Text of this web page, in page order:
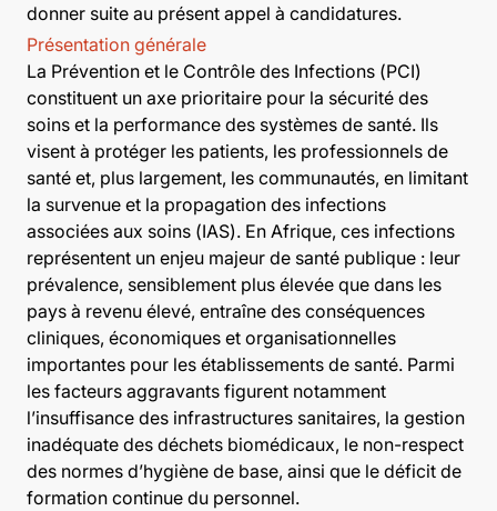
donner suite au présent appel à candidatures.
Présentation générale
La Prévention et le Contrôle des Infections (PCI)
constituent un axe prioritaire pour la sécurité des
soins et la performance des systèmes de santé. Ils
visent à protéger les patients, les professionnels de
santé et, plus largement, les communautés, en limitant
la survenue et la propagation des infections
associées aux soins (IAS). En Afrique, ces infections
représentent un enjeu majeur de santé publique : leur
prévalence, sensiblement plus élevée que dans les
pays à revenu élevé, entraîne des conséquences
cliniques, économiques et organisationnelles
importantes pour les établissements de santé. Parmi
les facteurs aggravants figurent notamment
l’insuffisance des infrastructures sanitaires, la gestion
inadéquate des déchets biomédicaux, le non-respect
des normes d’hygiène de base, ainsi que le déficit de
formation continue du personnel.